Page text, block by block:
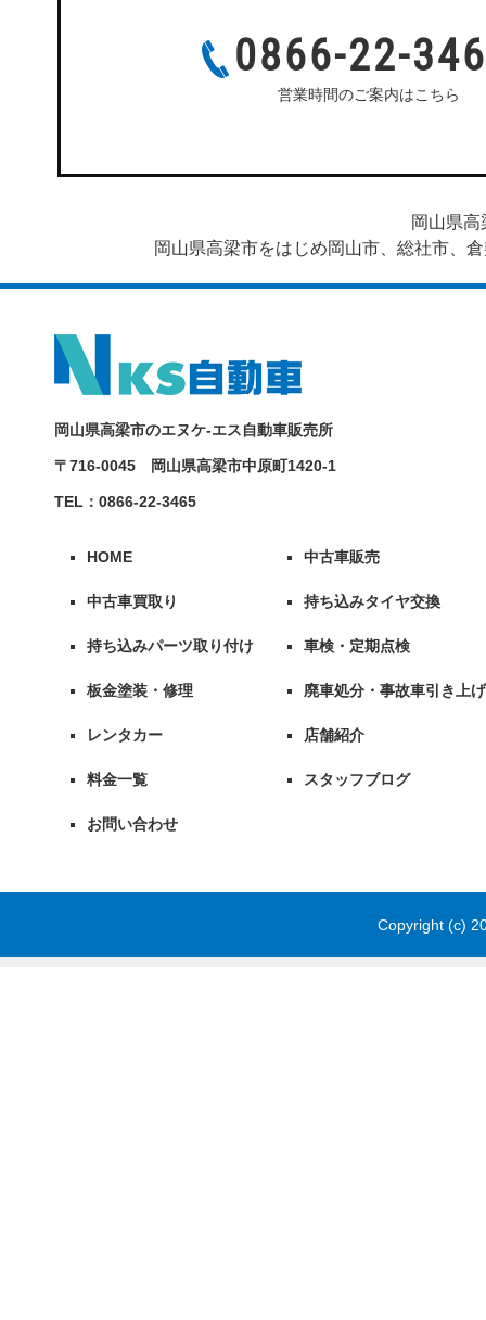
0866-22-
営業時間のご案内はこちら
岡山県
岡山県高梁市をはじめ岡山市、総社市、
岡山県高梁市のエヌケ-エス自動車販売所
〒716-0045 岡山県高梁市中原町1420-1
TEL：0866-22-3465
HOME 中古車販売
中古車買取り 持ち込みタイヤ交換
持ち込みパーツ取り付け 車検・定期点検
板金塗装・修理 廃車処分・事故車引き上げ
レンタカー 店舗紹介
料金一覧 スタッフブログ
お問い合わせ
Copyright (c)